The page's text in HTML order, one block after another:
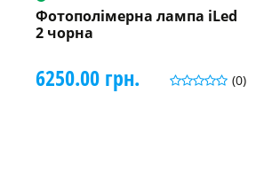
Фотополімерна лампа iLed
2 чорна
(0)
6250.00 грн.